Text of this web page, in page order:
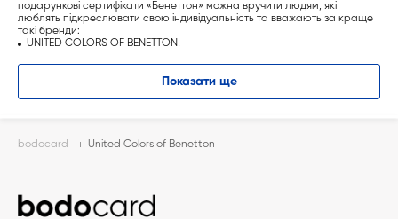
подарункові сертифікати «Бенеттон» можна вручити людям, які
люблять підкреслювати свою індивідуальність та вважають за краще
такі бренди:
UNITED COLORS OF BENETTON,
Playlive,
магазинів по всьому світу. Купуючи сертифікат, у вас є можливість
скористатися ним у будь-якому магазині свого міста, у тому числі й
Показати ще
bodocard United Colors of Benetton